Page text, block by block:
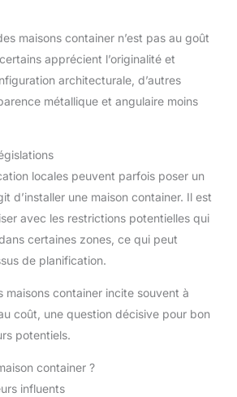
maisons container n’est pas au goût
apprécient l’originalité et
architecturale, d’autres
métallique et angulaire moins
locales peuvent parfois poser un
d’installer une maison container. Il est
avec les restrictions potentielles qui
certaines zones, ce qui peut
de planification.
maisons container incite souvent à
coût, une question décisive pour bon
potentiels.
container ?
influents